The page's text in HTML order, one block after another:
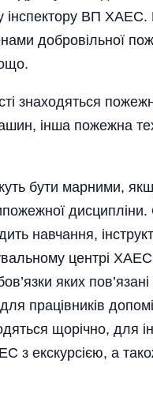
ВП ХАЕС.
добровільної
знаходяться
інша пожежна
бути марними,
навчання,
центрі
яких
працівників
щорічно,
з екскурсією, а